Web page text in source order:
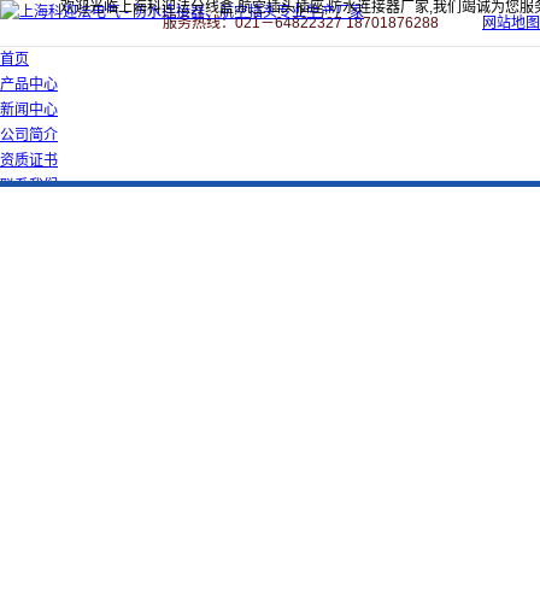
欢迎光临上海科迎法分线盒,航空插头插座,防水连接器厂家,我们竭诚为您服
服务热线：021－64822327 18701876288
网站地图
首页
产品中心
新闻中心
公司简介
资质证书
联系我们